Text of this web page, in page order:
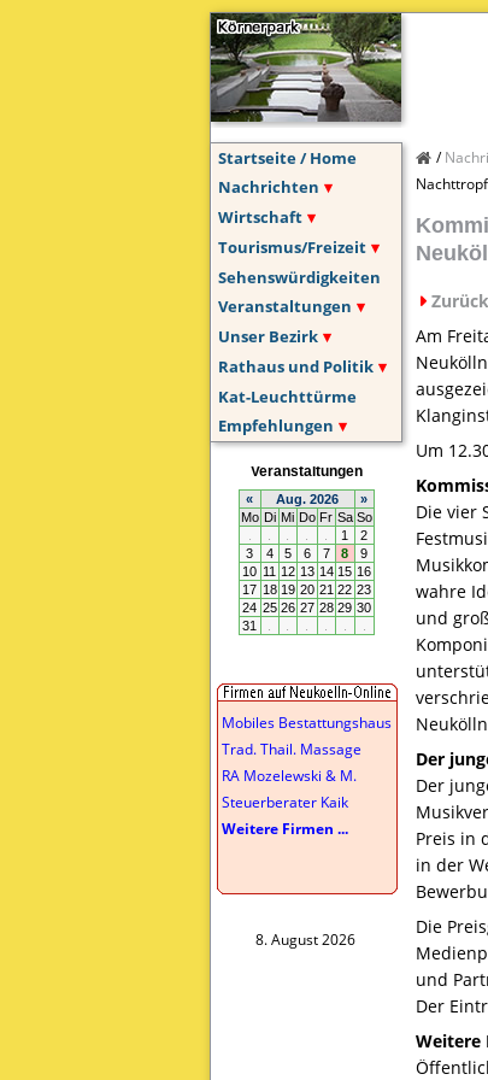
Startseite / Home
Nachrichten
Wirtschaft
Tourismus/Freizeit
Sehenswürdigkeiten
Veranstaltungen
Unser Bezirk
Rathaus und Politik
Kat-Leuchttürme
Empfehlungen
Mobiles Bestattungshaus
Trad. Thail. Massage
RA Mozelewski & M.
Steuerberater Kaik
Weitere Firmen ...
8. August 2026
Zurück
Am
Um
Die vier
wahre
und
Der
Der
Preis in
in der
Die
und
Der
Weitere